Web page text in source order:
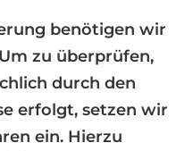
benötigen wir
zu überprüfen,
durch den
erfolgt, setzen wir
ein. Hierzu